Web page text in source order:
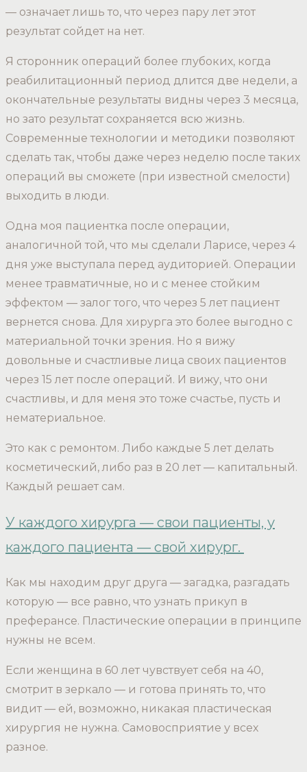
— означает лишь то, что через пару лет этот
результат сойдет на нет.
Я сторонник операций более глубоких, когда
реабилитационный период длится две недели, а
окончательные результаты видны через 3 месяца,
но зато результат сохраняется всю жизнь.
Современные технологии и методики позволяют
сделать так, чтобы даже через неделю после таких
операций вы сможете (при известной смелости)
выходить в люди.
Одна моя пациентка после операции,
аналогичной той, что мы сделали Ларисе, через 4
дня уже выступала перед аудиторией. Операции
менее травматичные, но и с менее стойким
эффектом — залог того, что через 5 лет пациент
вернется снова. Для хирурга это более выгодно с
материальной точки зрения. Но я вижу
довольные и счастливые лица своих пациентов
через 15 лет после операций. И вижу, что они
счастливы, и для меня это тоже счастье, пусть и
нематериальное.
Это как с ремонтом. Либо каждые 5 лет делать
косметический, либо раз в 20 лет — капитальный.
Каждый решает сам.
У каждого хирурга — свои пациенты, у
каждого пациента — свой хирург.
Как мы находим друг друга — загадка, разгадать
которую — все равно, что узнать прикуп в
преферансе. Пластические операции в принципе
нужны не всем.
Если женщина в 60 лет чувствует себя на 40,
смотрит в зеркало — и готова принять то, что
видит — ей, возможно, никакая пластическая
хирургия не нужна. Самовосприятие у всех
разное.